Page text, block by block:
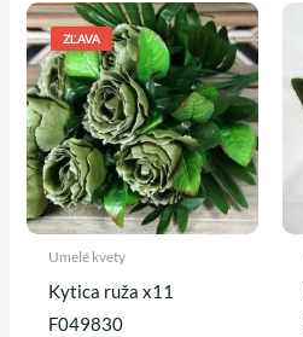
ZĽAVA
Umelé kvety
Kytica ruža x11
F049830
Pôvodná
cena
bola:
4,60 €.
Aktuálna
cena
je:
3,90 €.